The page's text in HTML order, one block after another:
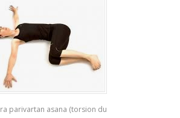
parivartan asana (torsion du